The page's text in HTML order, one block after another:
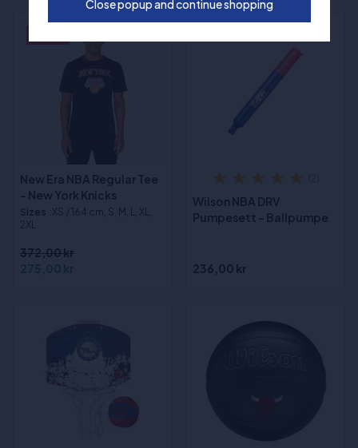
New Era NBA Regular Tee
- New York Knicks
Sizes :XS / 164 cm, S, M, L, XL,
2XL
372,00 kr
275,00 kr
Wilson NBA DRV
Pumpesett - Ballpumpe
236,00 kr
Close popup and continue shopping